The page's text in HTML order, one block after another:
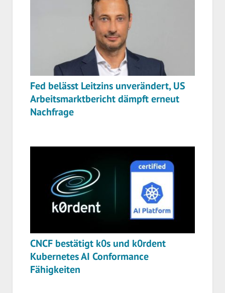
Fed belässt Leitzins unverändert, US
Arbeitsmarktbericht dämpft erneut
Nachfrage
CNCF bestätigt k0s und k0rdent
Kubernetes AI Conformance
Fähigkeiten